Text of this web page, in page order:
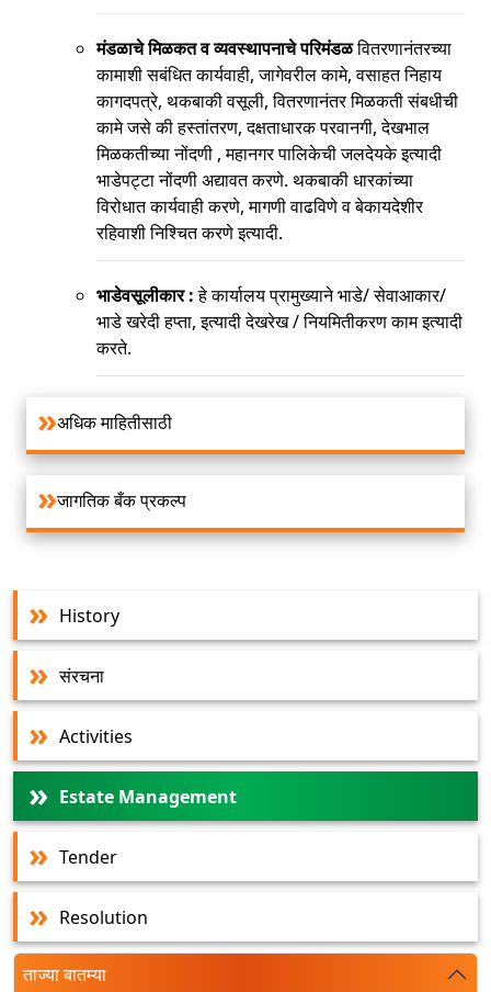
मंडळाचे मिळकत व व्यवस्थापनाचे परिमंडळवितरणानंतरच्या
कामाशी सबंधित कार्यवाही, जागेवरील कामे, वसाहत निहाय
कागदपत्रे, थकबाकी वसूली, वितरणानंतर मिळकती संबधीची
कामे जसे की हस्तांतरण, दक्षताधारक परवानगी, देखभाल
मिळकतीच्या नोंदणी , महानगर पालिकेची जलदेयके इत्यादी
भाडेपट्टा नोंदणी अद्यावत करणे. थकबाकी धारकांच्या
विरोधात कार्यवाही करणे, मागणी वाढविणे व बेकायदेशीर
रहिवाशी निश्चित करणे इत्यादी.
भाडेवसूलीकार :हे कार्यालय प्रामुख्याने भाडे/ सेवाआकार/
भाडे खरेदी हप्ता, इत्यादी देखरेख / नियमितीकरण काम इत्यादी
करते.
अधिक माहितीसाठी
जागतिक बँक प्रकल्प
History
संरचना
Activities
Estate Management
Tender
Resolution
ताज्या बातम्या